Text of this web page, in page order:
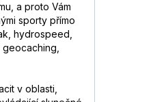
a proto Vám
sporty přímo
hydrospeed,
v oblasti,